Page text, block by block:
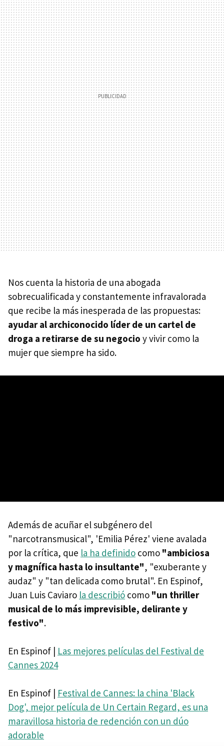
Nos cuenta la historia de una abogada
sobrecualificada y constantemente infravalorada
que recibe la más inesperada de las propuestas:
ayudar al archiconocido líder de un cartel de
droga a retirarse de su negocio y vivir como la
mujer que siempre ha sido.
Además de acuñar el subgénero del
"narcotransmusical", 'Emilia Pérez' viene avalada
por la crítica, que la ha definido como "ambiciosa
y magnífica hasta lo insultante", "exuberante y
audaz" y "tan delicada como brutal". En Espinof,
Juan Luis Caviaro la describió como "un thriller
musical de lo más imprevisible, delirante y
festivo".
En Espinof | Las mejores películas del Festival de
Cannes 2024
En Espinof | Festival de Cannes: la china 'Black
Dog', mejor película de Un Certain Regard, es una
maravillosa historia de redención con un dúo
adorable